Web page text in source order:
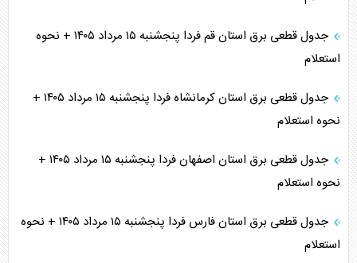
جدول قطعی برق استان قم فردا پنجشنبه ۱۵ مرداد ۱۴۰۵ + نحوه
استعلام
جدول قطعی برق استان کرمانشاه فردا پنجشنبه ۱۵ مرداد ۱۴۰۵ +
نحوه استعلام
جدول قطعی برق استان اصفهان فردا پنجشنبه ۱۵ مرداد ۱۴۰۵ +
نحوه استعلام
جدول قطعی برق استان فارس فردا پنجشنبه ۱۵ مرداد ۱۴۰۵ + نحوه
استعلام